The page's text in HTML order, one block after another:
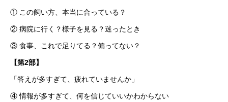
① この飼い方、本当に合っている？
② 病院に行く？様子を見る？迷ったとき
③ 食事、これで足りてる？偏ってない？
【第2部】
「答えが多すぎて、疲れていませんか」
④ 情報が多すぎて、何を信じていいかわからない